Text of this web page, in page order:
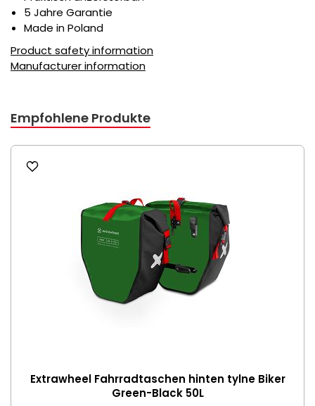
5 Jahre Garantie
Made in Poland
Product safety information
Manufacturer information
Empfohlene Produkte
Extrawheel Fahrradtaschen hinten tylne Biker
Green-Black 50L